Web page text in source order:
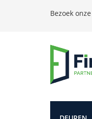
Bezoek onze